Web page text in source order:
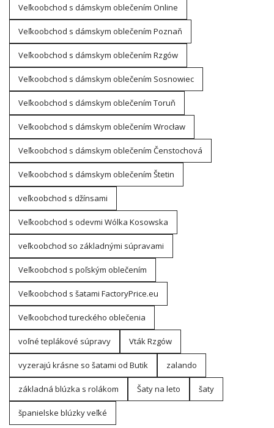
Veľkoobchod s dámskym oblečením Online
Veľkoobchod s dámskym oblečením Poznaň
Veľkoobchod s dámskym oblečením Rzgów
Veľkoobchod s dámskym oblečením Sosnowiec
Veľkoobchod s dámskym oblečením Toruň
Veľkoobchod s dámskym oblečením Wrocław
Veľkoobchod s dámskym oblečením Čenstochová
Veľkoobchod s dámskym oblečením Štetin
veľkoobchod s džínsami
Veľkoobchod s odevmi Wólka Kosowska
veľkoobchod so základnými súpravami
Veľkoobchod s poľským oblečením
Veľkoobchod s šatami FactoryPrice.eu
Veľkoobchod tureckého oblečenia
voľné teplákové súpravy Vták Rzgów
vyzerajú krásne so šatami od Butik zalando
základná blúzka s rolákom Šaty na leto šaty
španielske blúzky veľké